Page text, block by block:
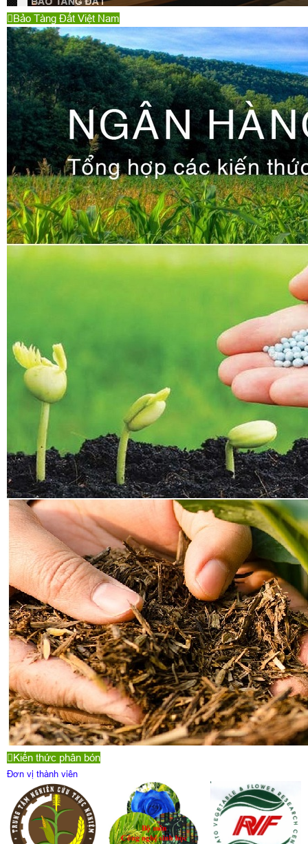
Bảo Tàng Đất Việt Nam
Kiến thức phân bón
Đơn vị thành viên